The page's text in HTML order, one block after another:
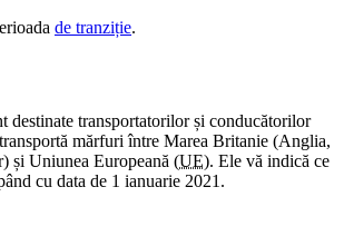
de tranziție.
destinate transportatorilor și conducătorilor
mărfuri între Marea Britanie (Anglia,
și Uniunea Europeană (UE). Ele vă indică ce
cu data de 1 ianuarie 2021.